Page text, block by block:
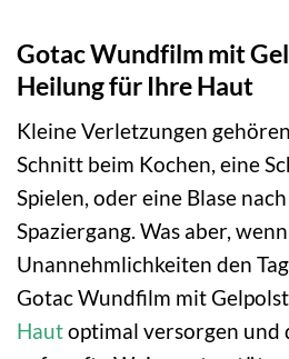
Gotac Wundfilm mit
Heilung für Ihre Haut
Kleine Verletzungen
Schnitt beim Kochen, eine
Spielen, oder eine Blase
Spaziergang. Was aber,
Unannehmlichkeiten den
Gotac Wundfilm mit
Hautoptimal versorgen und